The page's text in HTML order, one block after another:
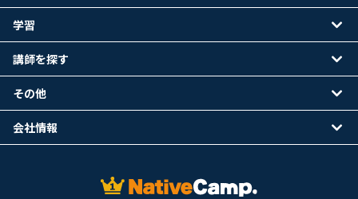
学習
講師を探す
その他
会社情報